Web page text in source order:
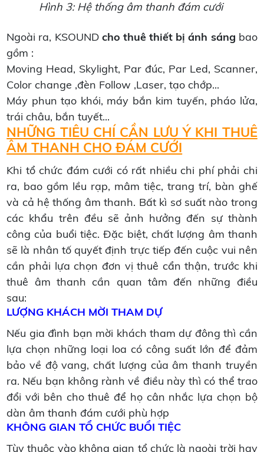
Hình 3: Hệ thống âm thanh đám cưới
Ngoài ra, KSOUND cho thuê thiết bị ánh sáng bao
gồm :
Moving Head, Skylight, Par đúc, Par Led, Scanner,
Color change ,đèn Follow ,Laser, tạo chớp...
Máy phun tạo khói, máy bắn kim tuyến, pháo lửa,
trái châu, bắn tuyết...
NHỮNG TIÊU CHÍ CẦN LƯU Ý KHI THUÊ
ÂM THANH CHO ĐÁM CƯỚI
Khi tổ chức đám cưới có rất nhiều chi phí phải chi
ra, bao gồm lều rạp, mâm tiệc, trang trí, bàn ghế
và cả hệ thống âm thanh. Bất kì sơ suất nào trong
các khẩu trên đều sẽ ảnh hưởng đến sự thành
công của buổi tiệc. Đặc biệt, chất lượng âm thanh
sẽ là nhân tố quyết định trực tiếp đến cuộc vui nên
cần phải lựa chọn đơn vị thuê cẩn thận, trước khi
thuê âm thanh cần quan tâm đến những điều
sau:
LƯỢNG KHÁCH MỜI THAM DỰ
Nếu gia đình bạn mời khách tham dự đông thì cần
lựa chọn những loại loa có công suất lớn để đảm
bảo về độ vang, chất lượng của âm thanh truyền
ra. Nếu bạn không rành về điều này thì có thể trao
đổi với bên cho thuê để họ cân nhắc lựa chọn bộ
dàn âm thanh đám cưới phù hợp
KHÔNG GIAN TỔ CHỨC BUỔI TIỆC
Tùy thuộc vào không gian tổ chức là ngoài trời hay